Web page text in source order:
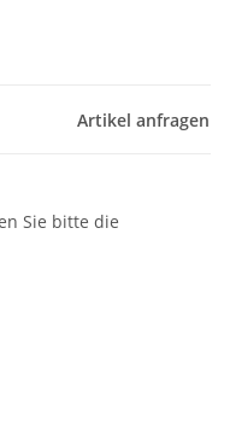
Artikel anfragen
Sie bitte die